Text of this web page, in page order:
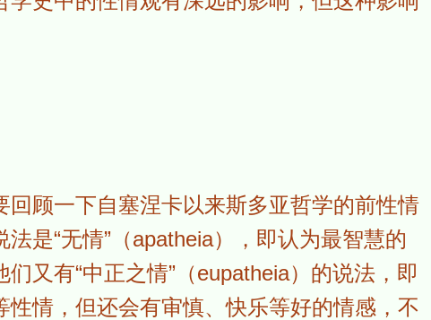
顾一下自塞涅卡以来斯多亚哲学的前性情
是“无情”（apatheia），即认为最智慧的
又有“中正之情”（eupatheia）的说法，即
情，但还会有审慎、快乐等好的情感，不